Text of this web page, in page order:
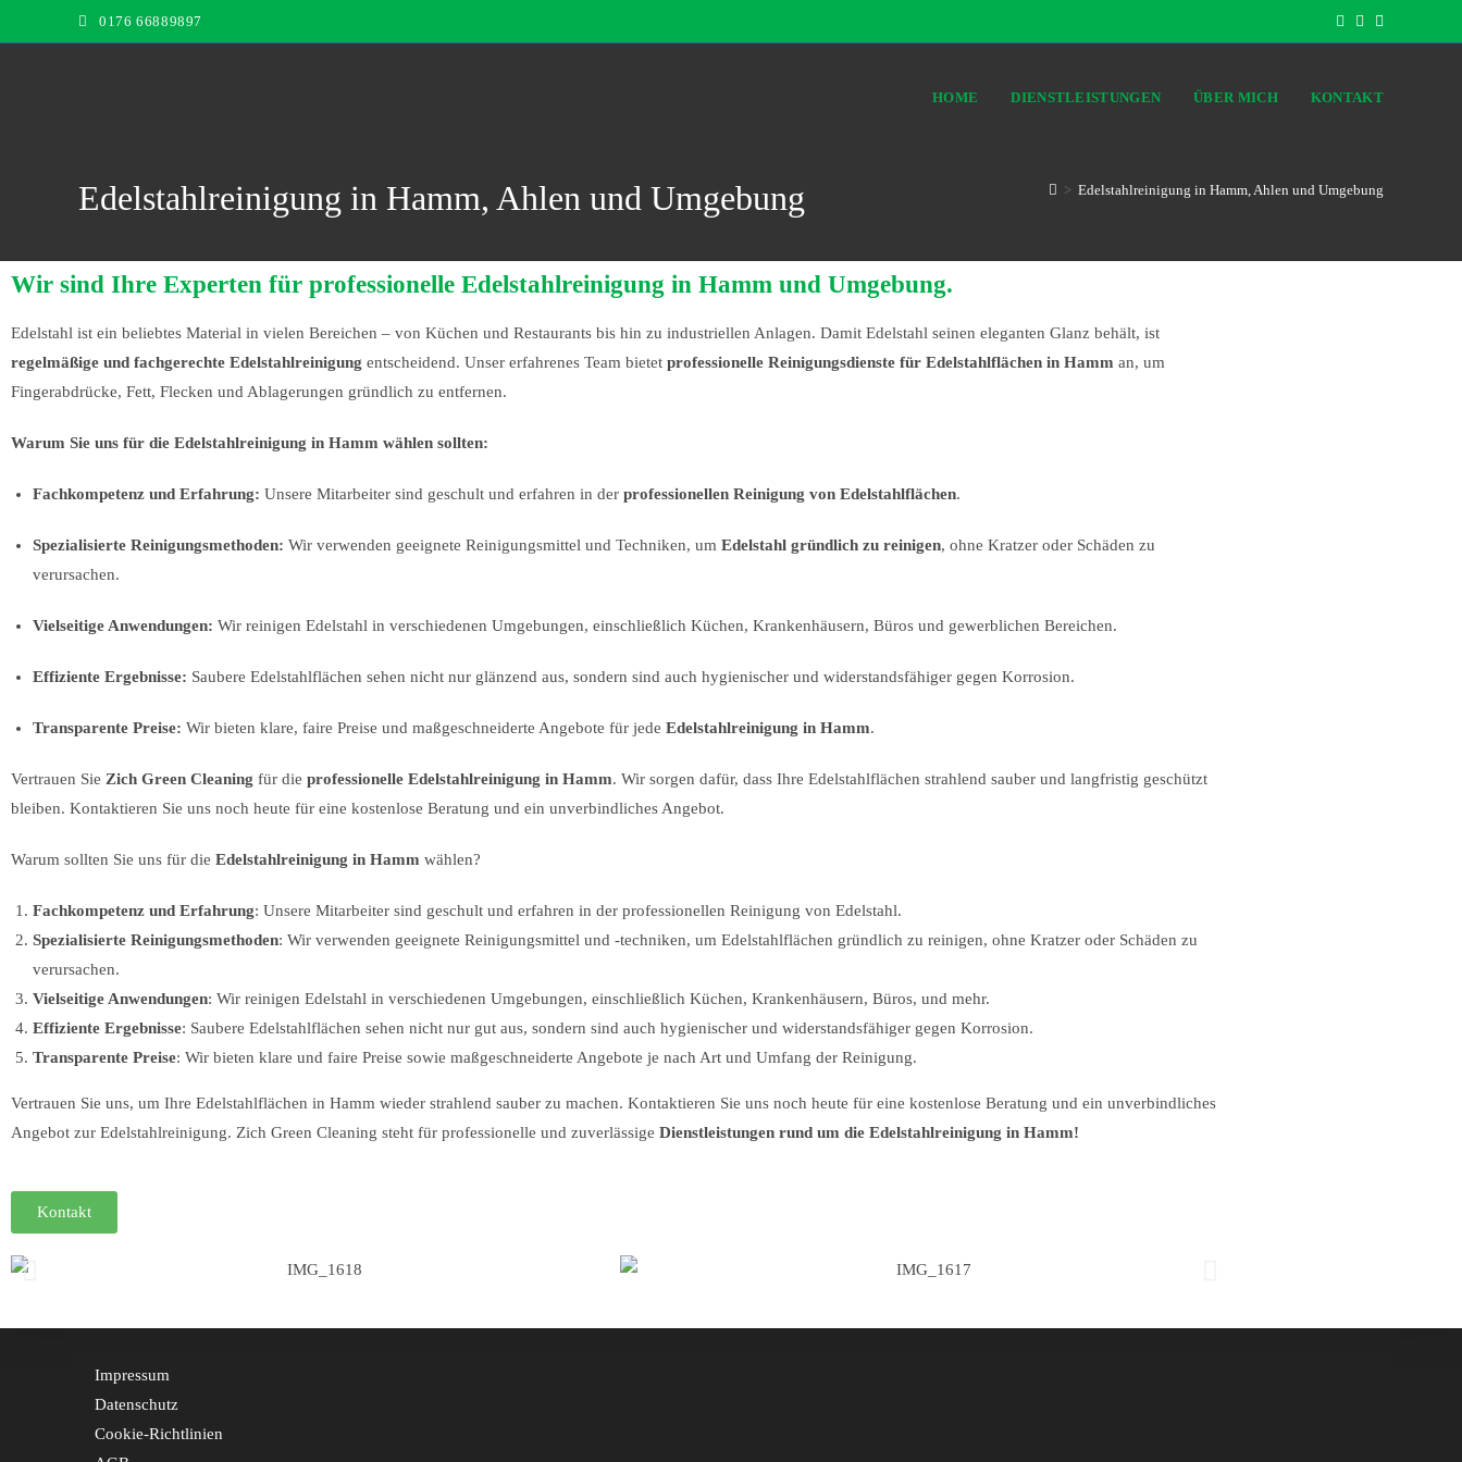
0176 66889897
HOME DIENSTLEISTUNGEN​ ÜBER MICH KONTAKT
Edelstahlreinigung in Hamm, Ahlen und Umgebung > Edelstahlreinigung in Hamm, Ahlen und Umgebung
Wir sind Ihre Experten für professionelle Edelstahlreinigung in Hamm und Umgebung.
Edelstahl ist ein beliebtes Material in vielen Bereichen – von Küchen und Restaurants bis hin zu industriellen Anlagen. Damit Edelstahl seinen eleganten Glanz behält, ist
regelmäßige und fachgerechte Edelstahlreinigung entscheidend. Unser erfahrenes Team bietet professionelle Reinigungsdienste für Edelstahlflächen in Hamm an, um
Fingerabdrücke, Fett, Flecken und Ablagerungen gründlich zu entfernen.
Warum Sie uns für die Edelstahlreinigung in Hamm wählen sollten:
Fachkompetenz und Erfahrung: Unsere Mitarbeiter sind geschult und erfahren in der professionellen Reinigung von Edelstahlflächen.
Spezialisierte Reinigungsmethoden: Wir verwenden geeignete Reinigungsmittel und Techniken, um Edelstahl gründlich zu reinigen, ohne Kratzer oder Schäden zu
verursachen.
Vielseitige Anwendungen: Wir reinigen Edelstahl in verschiedenen Umgebungen, einschließlich Küchen, Krankenhäusern, Büros und gewerblichen Bereichen.
Effiziente Ergebnisse: Saubere Edelstahlflächen sehen nicht nur glänzend aus, sondern sind auch hygienischer und widerstandsfähiger gegen Korrosion.
Transparente Preise: Wir bieten klare, faire Preise und maßgeschneiderte Angebote für jede Edelstahlreinigung in Hamm.
Vertrauen Sie Zich Green Cleaning für die professionelle Edelstahlreinigung in Hamm. Wir sorgen dafür, dass Ihre Edelstahlflächen strahlend sauber und langfristig geschützt
bleiben. Kontaktieren Sie uns noch heute für eine kostenlose Beratung und ein unverbindliches Angebot.
Warum sollten Sie uns für die Edelstahlreinigung in Hamm wählen?
Fachkompetenz und Erfahrung: Unsere Mitarbeiter sind geschult und erfahren in der professionellen Reinigung von Edelstahl.
Spezialisierte Reinigungsmethoden: Wir verwenden geeignete Reinigungsmittel und -techniken, um Edelstahlflächen gründlich zu reinigen, ohne Kratzer oder Schäden zu
verursachen.
Vielseitige Anwendungen: Wir reinigen Edelstahl in verschiedenen Umgebungen, einschließlich Küchen, Krankenhäusern, Büros, und mehr.
Effiziente Ergebnisse: Saubere Edelstahlflächen sehen nicht nur gut aus, sondern sind auch hygienischer und widerstandsfähiger gegen Korrosion.
Transparente Preise: Wir bieten klare und faire Preise sowie maßgeschneiderte Angebote je nach Art und Umfang der Reinigung.
Vertrauen Sie uns, um Ihre Edelstahlflächen in Hamm wieder strahlend sauber zu machen. Kontaktieren Sie uns noch heute für eine kostenlose Beratung und ein unverbindliches
Angebot zur Edelstahlreinigung. Zich Green Cleaning steht für professionelle und zuverlässige Dienstleistungen rund um die Edelstahlreinigung in Hamm!
Kontakt
Impressum
Datenschutz
Cookie-Richtlinien